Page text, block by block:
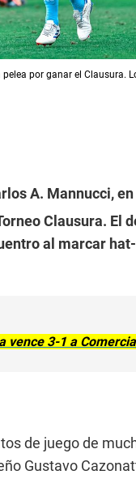
por ganar el Clausura.
A. Mannucci,
Clausura. El
al marcar
vence 3-1 a
de juego de
Gustavo